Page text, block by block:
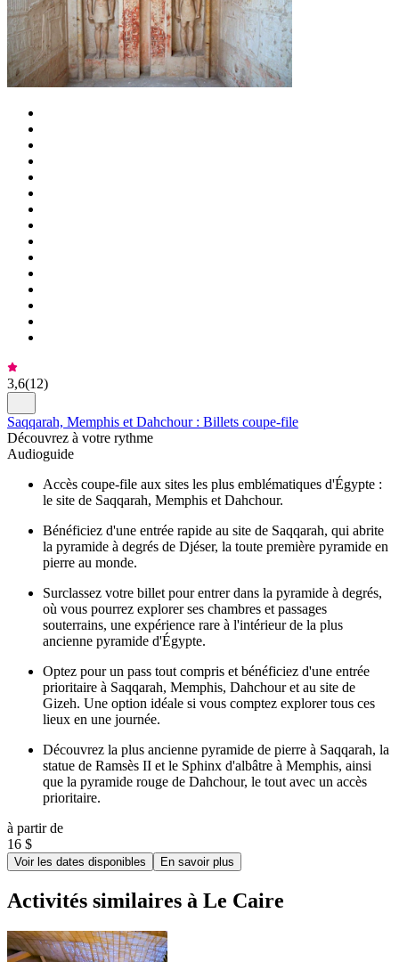
3,6(12)
Saqqarah, Memphis et Dahchour : Billets coupe-file
Découvrez à votre rythme
Audioguide
Accès coupe-file aux sites les plus emblématiques d'Égypte :
le site de Saqqarah, Memphis et Dahchour.
Bénéficiez d'une entrée rapide au site de Saqqarah, qui abrite
la pyramide à degrés de Djéser, la toute première pyramide en
pierre au monde.
Surclassez votre billet pour entrer dans la pyramide à degrés,
où vous pourrez explorer ses chambres et passages
souterrains, une expérience rare à l'intérieur de la plus
ancienne pyramide d'Égypte.
Optez pour un pass tout compris et bénéficiez d'une entrée
prioritaire à Saqqarah, Memphis, Dahchour et au site de
Gizeh. Une option idéale si vous comptez explorer tous ces
lieux en une journée.
Découvrez la plus ancienne pyramide de pierre à Saqqarah, la
statue de Ramsès II et le Sphinx d'albâtre à Memphis, ainsi
que la pyramide rouge de Dahchour, le tout avec un accès
prioritaire.
à partir de
16 $
Voir les dates disponibles En savoir plus
Activités similaires à Le Caire